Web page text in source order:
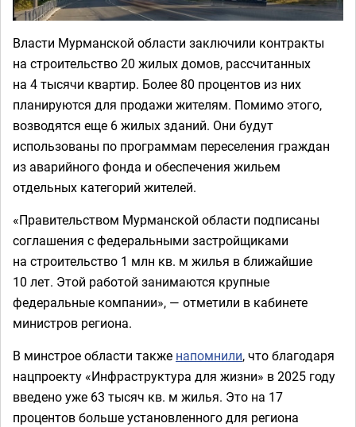
Власти Мурманской области заключили контракты
на строительство 20 жилых домов, рассчитанных
на 4 тысячи квартир. Более 80 процентов из них
планируются для продажи жителям. Помимо этого,
возводятся еще 6 жилых зданий. Они будут
использованы по программам переселения граждан
из аварийного фонда и обеспечения жильем
отдельных категорий жителей.
«Правительством Мурманской области подписаны
соглашения с федеральными застройщиками
на строительство 1 млн кв. м жилья в ближайшие
10 лет. Этой работой занимаются крупные
федеральные компании», — отметили в кабинете
министров региона.
В минстрое области также напомнили, что благодаря
нацпроекту «Инфраструктура для жизни» в 2025 году
введено уже 63 тысяч кв. м жилья. Это на 17
процентов больше установленного для региона